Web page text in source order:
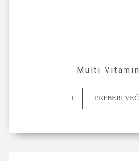
Multi Vitamin
PREBERI VEČ